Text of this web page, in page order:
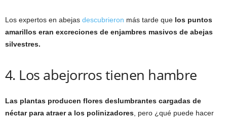
Los expertos en abejas descubrieron más tarde que los puntos
amarillos eran excreciones de enjambres masivos de abejas
silvestres.
4. Los abejorros tienen hambre
Las plantas producen flores deslumbrantes cargadas de
néctar para atraer a los polinizadores , pero ¿qué puede hacer